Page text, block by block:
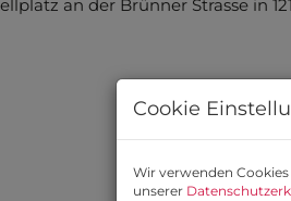
Cookie
Wir verwenden
unserer